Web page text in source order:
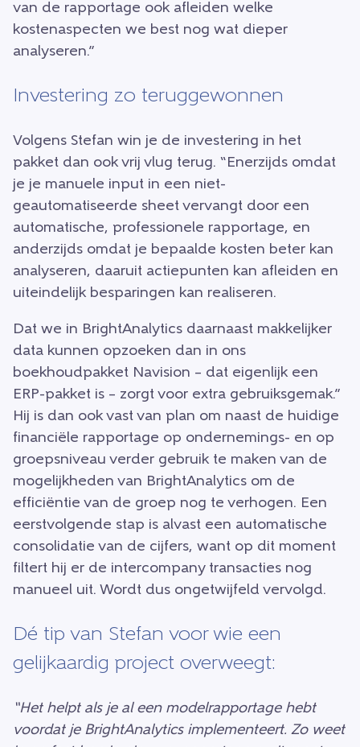
van de rapportage ook afleiden welke
kostenaspecten we best nog wat dieper
analyseren.”
Investering zo teruggewonnen
Volgens Stefan win je de investering in het
pakket dan ook vrij vlug terug. “Enerzijds omdat
je je manuele input in een niet-
geautomatiseerde sheet vervangt door een
automatische, professionele rapportage, en
anderzijds omdat je bepaalde kosten beter kan
analyseren, daaruit actiepunten kan afleiden en
uiteindelijk besparingen kan realiseren.
Dat we in BrightAnalytics daarnaast makkelijker
data kunnen opzoeken dan in ons
boekhoudpakket Navision – dat eigenlijk een
ERP-pakket is – zorgt voor extra gebruiksgemak.”
Hij is dan ook vast van plan om naast de huidige
financiële rapportage op ondernemings- en op
groepsniveau verder gebruik te maken van de
mogelijkheden van BrightAnalytics om de
efficiëntie van de groep nog te verhogen. Een
eerstvolgende stap is alvast een automatische
consolidatie van de cijfers, want op dit moment
filtert hij er de intercompany transacties nog
manueel uit. Wordt dus ongetwijfeld vervolgd.
Dé tip van Stefan voor wie een
gelijkaardig project overweegt:
“Het helpt als je al een modelrapportage hebt
voordat je BrightAnalytics implementeert. Zo weet